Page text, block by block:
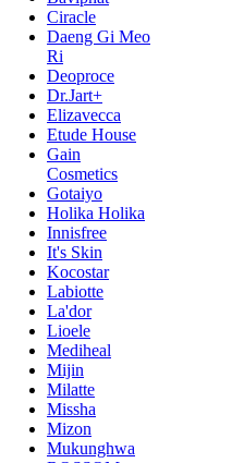
Ciracle
Daeng Gi Meo
Ri
Deoproce
Dr.Jart+
Elizavecca
Etude House
Gain
Cosmetics
Gotaiyo
Holika Holika
Innisfree
It's Skin
Kocostar
Labiotte
La'dor
Lioele
Mediheal
Mijin
Milatte
Missha
Mizon
Mukunghwa